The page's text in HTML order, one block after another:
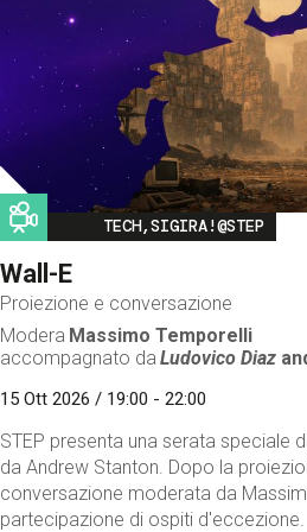
Image
TECH,SIGIRA!@STEP
Wall-E
Proiezione e conversazione
Modera Massimo Temporelli
accompagnato da Ludovico Diaz
15 Ott 2026 / 19:00 - 22:00
STEP presenta una serata speciale
da Andrew Stanton. Dopo la
conversazione moderata da
partecipazione di ospiti d'eccezione.